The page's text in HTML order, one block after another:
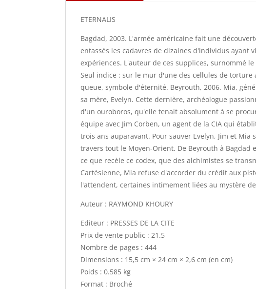
ETERNALIS
Bagdad, 2003. L'armée américaine fait une
entassés les cadavres de dizaines d'individus ayant
expériences. L'auteur de ces supplices, surnommé
Seul indice : sur le mur d'une des cellules de
queue, symbole d'éternité. Beyrouth, 2006. Mia,
sa mère, Evelyn. Cette dernière, archéologue
d'un ouroboros, qu'elle tenait absolument à se
équipe avec Jim Corben, un agent de la CIA qui
trois ans auparavant. Pour sauver Evelyn, Jim et
travers tout le Moyen-Orient. De Beyrouth à
ce que recèle ce codex, que des alchimistes se
Cartésienne, Mia refuse d'accorder du crédit aux
l'attendent, certaines intimement liées au mystère
Auteur : RAYMOND KHOURY
Editeur : PRESSES DE LA CITE
Prix de vente public : 21.5
Nombre de pages : 444
Dimensions : 15,5 cm × 24 cm × 2,6 cm (en cm)
Poids : 0.585 kg
Format : Broché